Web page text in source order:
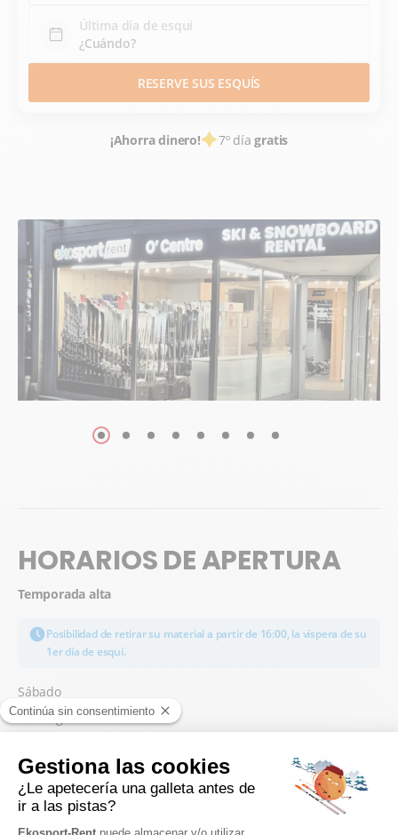
Última día de esquí
RESERVE SUS ESQUÍS
¡Ahorra dinero! 7º díagratis
HORARIOS DE APERTURA
Temporada alta
Posibilidad de retirar su material a partir de 16:00, la víspera de su
1er día de esquí.
Sábado
Domingo
Martes
Miércoles
Jueves